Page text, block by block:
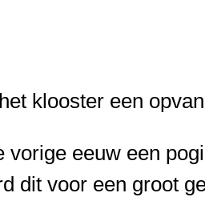
klooster een
vorige eeuw een
dit voor een groot